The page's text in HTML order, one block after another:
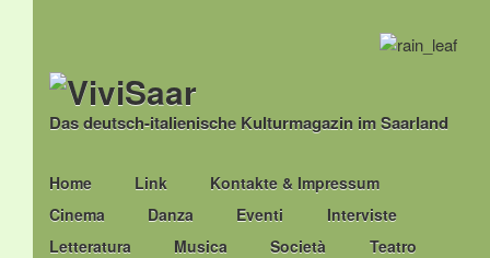
Das deutsch-italienische Kulturmagazin im Saarland
Main menu
Skip
to
content
Home Link
Kontakte & Impressum
Cinema
Danza Eventi
Interviste
Letteratura
Musica Società Teatro